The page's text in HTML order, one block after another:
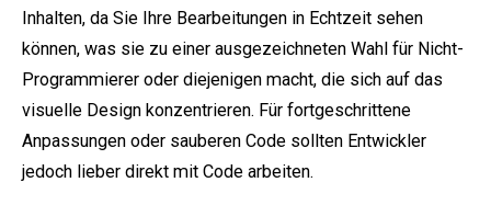
Inhalten, da Sie Ihre Bearbeitungen in Echtzeit sehen
können, was sie zu einer ausgezeichneten Wahl für Nicht-
Programmierer oder diejenigen macht, die sich auf das
visuelle Design konzentrieren. Für fortgeschrittene
Anpassungen oder sauberen Code sollten Entwickler
jedoch lieber direkt mit Code arbeiten.